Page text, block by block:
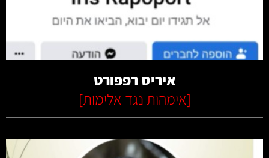
קרא עוד
איריס רפפורט
[אימהות נגד אלימות]